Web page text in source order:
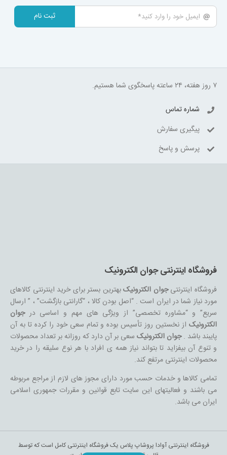
ثبت نام
۷ روز هفته، ۲۴ ساعته پاسخگوی شما هستیم.
شماره تماس
پیگیری سفارش
پرسش و پاسخ
فروشگاه اینترنتی جوان الکترونیک
فروشگاه اینترنتیجوان الکترونیکبهترین بستر برای خرید اینترنتی کالاهای
مورد نیاز شما در ایران است . “اصل بودن کالا ، “گارانتی بازگشت” ، ” ارسال
سریع” و “مشاوره تخصصی” از ویژگی های مهم و اساسی درجوان
الکترونیکاز نخستین روز تأسیس بوده و تمام سعی خود را کرده تا به آن
پایبند باشد .جوان الکترونیکسعی بر آن دارد که روزانه بر تعداد محصولات
و تنوع آن بیفزاید تا بتواند نیاز همه ی افراد با هر نوع سلیقه را در خرید
محصولات اینترنتی مرتفع کند.
تمامی کالاها و خدمات حسب مورد دارای مجوز های لازم از مراجع مربوطه
می باشند و فعالیتهای این سایت تابع قوانین و مقررات جمهوری اسلامی
ایران می باشد.
فروشگاه اینترنتی آوادا پروشاپ پلاس یک فروشگاه اینترنتی کامل است که توسط